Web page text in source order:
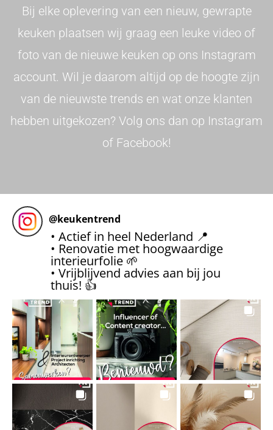
Bij elke oplevering van een nieuw, gewrapte
keuken plaatsen wij graag een leuke video of
foto van de nieuwe keuken op ons Instagram
account. Wil je daarom altijd op de hoogte zijn
van de nieuwste trends en wat onze klanten
hebben uitgekozen? Volg ons dan op Instagram
of Facebook!
@keukentrend
• Actief in heel Nederland 📍
• Renovatie met hoogwaardige
interieurfolie 🌱
• Vrijblijvend advies aan bij jou
thuis! 👍